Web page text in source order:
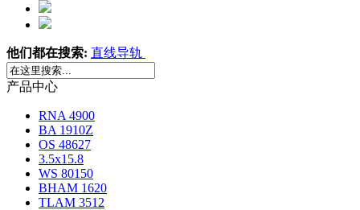
他们都在搜索: 直线导轨
产品中心
RNA 4900
BA 1910Z
OS 48627
3.5x15.8
WS 80150
BHAM 1620
TLAM 3512